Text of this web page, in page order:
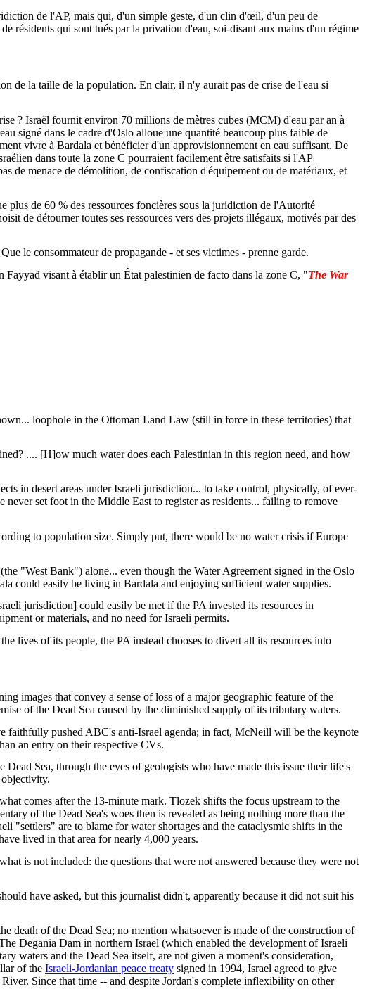
de l'AP, mais qui, d'un simple geste, d'un clin d'œil, d'un peu de
résidents qui sont tués par la privation d'eau, soi-disant aux mains d'un régime
de la taille de la population. En clair, il n'y aurait pas de crise de l'eau si
? Israël fournit environ 70 millions de mètres cubes (MCM) d'eau par an à
signé dans le cadre d'Oslo alloue une quantité beaucoup plus faible de
vivre à Bardala et bénéficier d'un approvisionnement en eau suffisant. De
dans toute la zone C pourraient facilement être satisfaits si l'AP
de menace de démolition, de confiscation d'équipement ou de matériaux, et
plus de 60 % des ressources foncières sous la juridiction de l'Autorité
de détourner toutes ses ressources vers des projets illégaux, motivés par des
le consommateur de propagande - et ses victimes - prenne garde.
visant à établir un État palestinien de facto dans la zone C, "The War
loophole in the Ottoman Land Law (still in force in these territories) that
.... [H]ow much water does each Palestinian in this region need, and how
in desert areas under Israeli jurisdiction... to take control, physically, of ever-
set foot in the Middle East to register as residents... failing to remove
to population size. Simply put, there would be no water crisis if Europe
"West Bank") alone... even though the Water Agreement signed in the Oslo
could easily be living in Bardala and enjoying sufficient water supplies.
jurisdiction] could easily be met if the PA invested its resources in
or materials, and no need for Israeli permits.
lives of its people, the PA instead chooses to divert all its resources into
images that convey a sense of loss of a major geographic feature of the
of the Dead Sea caused by the diminished supply of its tributary waters.
pushed ABC's anti-Israel agenda; in fact, McNeill will be the keynote
an entry on their respective CVs.
Sea, through the eyes of geologists who have made this issue their life's
comes after the 13-minute mark. Tlozek shifts the focus upstream to the
of the Dead Sea's woes then is revealed as being nothing more than the
"settlers" are to blame for water shortages and the cataclysmic shifts in the
lived in that area for nearly 4,000 years.
is not included: the questions that were not answered because they were not
have asked, but this journalist didn't, apparently because it did not suit his
death of the Dead Sea; no mention whatsoever is made of the construction of
Degania Dam in northern Israel (which enabled the development of Israeli
waters and the Dead Sea itself, are not given a moment's consideration,
of the Israeli-Jordanian peace treaty signed in 1994, Israel agreed to give
Since that time -- and despite Jordan's complete inflexibility on other